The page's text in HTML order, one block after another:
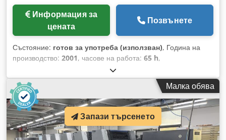
Информация за
цената
Позвънете
Състояние: готов за употреба (използван), Година на
производство: 2001, часове на работа: 65 h,
напълно функциониращ
- година 2001 Размер: 36 x 52 см, PCS-H - система за
контрол на печата Ryobimatic AAC овлажняване, Dedpfjx N
Smzox Aa Tokr Technotrans охлаждане и циркулация,
Полуавтоматични сменящи се пластини, Автоматично
почистване на платното, Почистване на валяците. Прахово
впръскване 65 милиона отпечатъка Налично веднага
Малка обява
Запази търсенето